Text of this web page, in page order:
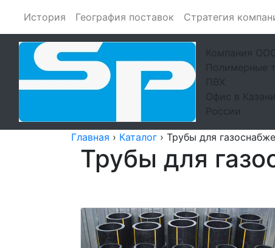
История География поставок Стратегия
Компания
Полимерные
ПВХ
Офис в
России
Главная › Каталог › Трубы для
Трубы для